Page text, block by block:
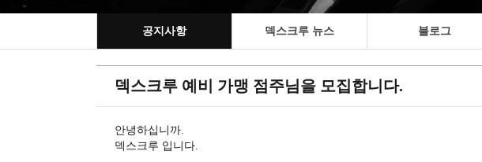
공지사항 덱스크루 뉴스 블로그
덱스크루 예비 가맹 점주님을 모집합니다.
안녕하십니까.
덱스크루 입니다.